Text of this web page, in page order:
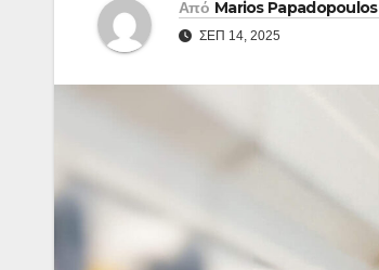
Από Marios Papadopoulos
ΣΕΠ 14, 2025